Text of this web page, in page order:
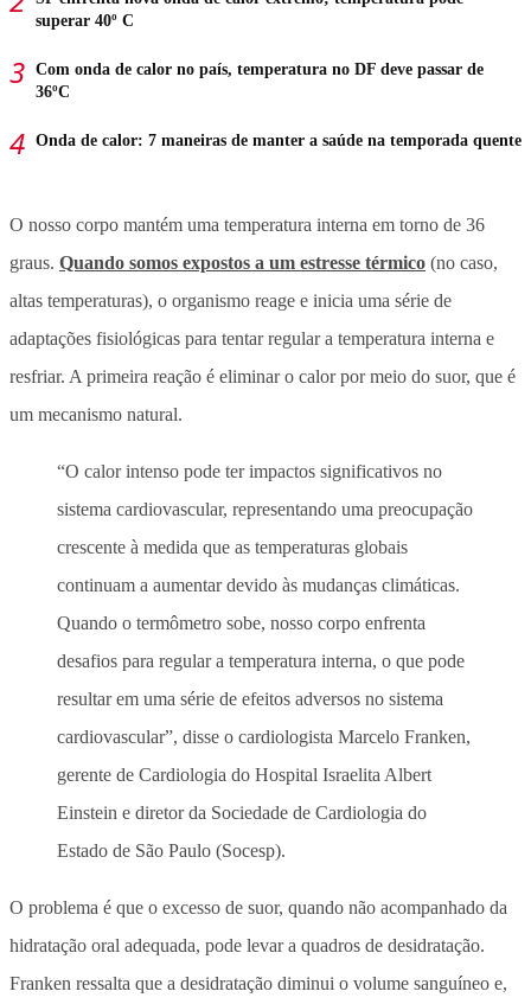
superar 40º C
Com onda de calor no país, temperatura no DF deve passar de
36ºC
Onda de calor: 7 maneiras de manter a saúde na temporada quente
O nosso corpo mantém uma temperatura interna em torno de 36
graus. Quando somos expostos a um estresse térmico (no caso,
altas temperaturas), o organismo reage e inicia uma série de
adaptações fisiológicas para tentar regular a temperatura interna e
resfriar. A primeira reação é eliminar o calor por meio do suor, que é
um mecanismo natural.
“O calor intenso pode ter impactos significativos no
sistema cardiovascular, representando uma preocupação
crescente à medida que as temperaturas globais
continuam a aumentar devido às mudanças climáticas.
Quando o termômetro sobe, nosso corpo enfrenta
desafios para regular a temperatura interna, o que pode
resultar em uma série de efeitos adversos no sistema
cardiovascular”, disse o cardiologista Marcelo Franken,
gerente de Cardiologia do Hospital Israelita Albert
Einstein e diretor da Sociedade de Cardiologia do
Estado de São Paulo (Socesp).
O problema é que o excesso de suor, quando não acompanhado da
hidratação oral adequada, pode levar a quadros de desidratação.
Franken ressalta que a desidratação diminui o volume sanguíneo e,